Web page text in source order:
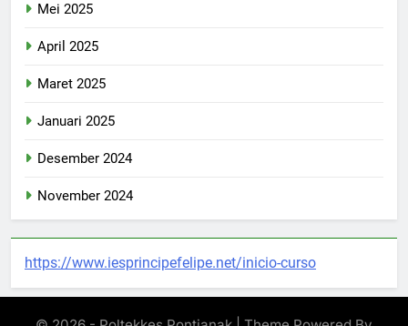
Mei 2025
April 2025
Maret 2025
Januari 2025
Desember 2024
November 2024
https://www.iesprincipefelipe.net/inicio-curso